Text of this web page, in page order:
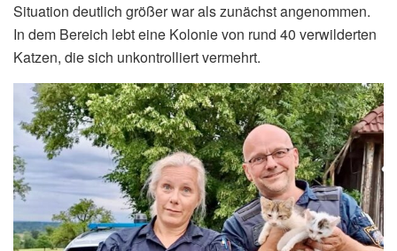
Situation deutlich größer war als zunächst angenommen.
In dem Bereich lebt eine Kolonie von rund 40 verwilderten
Katzen, die sich unkontrolliert vermehrt.